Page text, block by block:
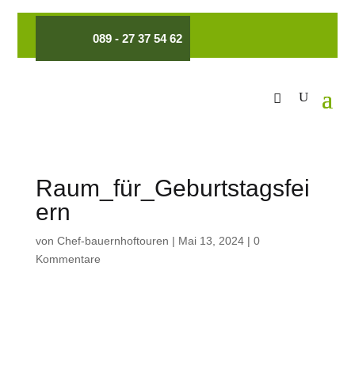
089 - 27 37 54 62
Raum_für_Geburtstagsfei
ern
von Chef-bauernhoftouren | Mai 13, 2024| 0
Kommentare